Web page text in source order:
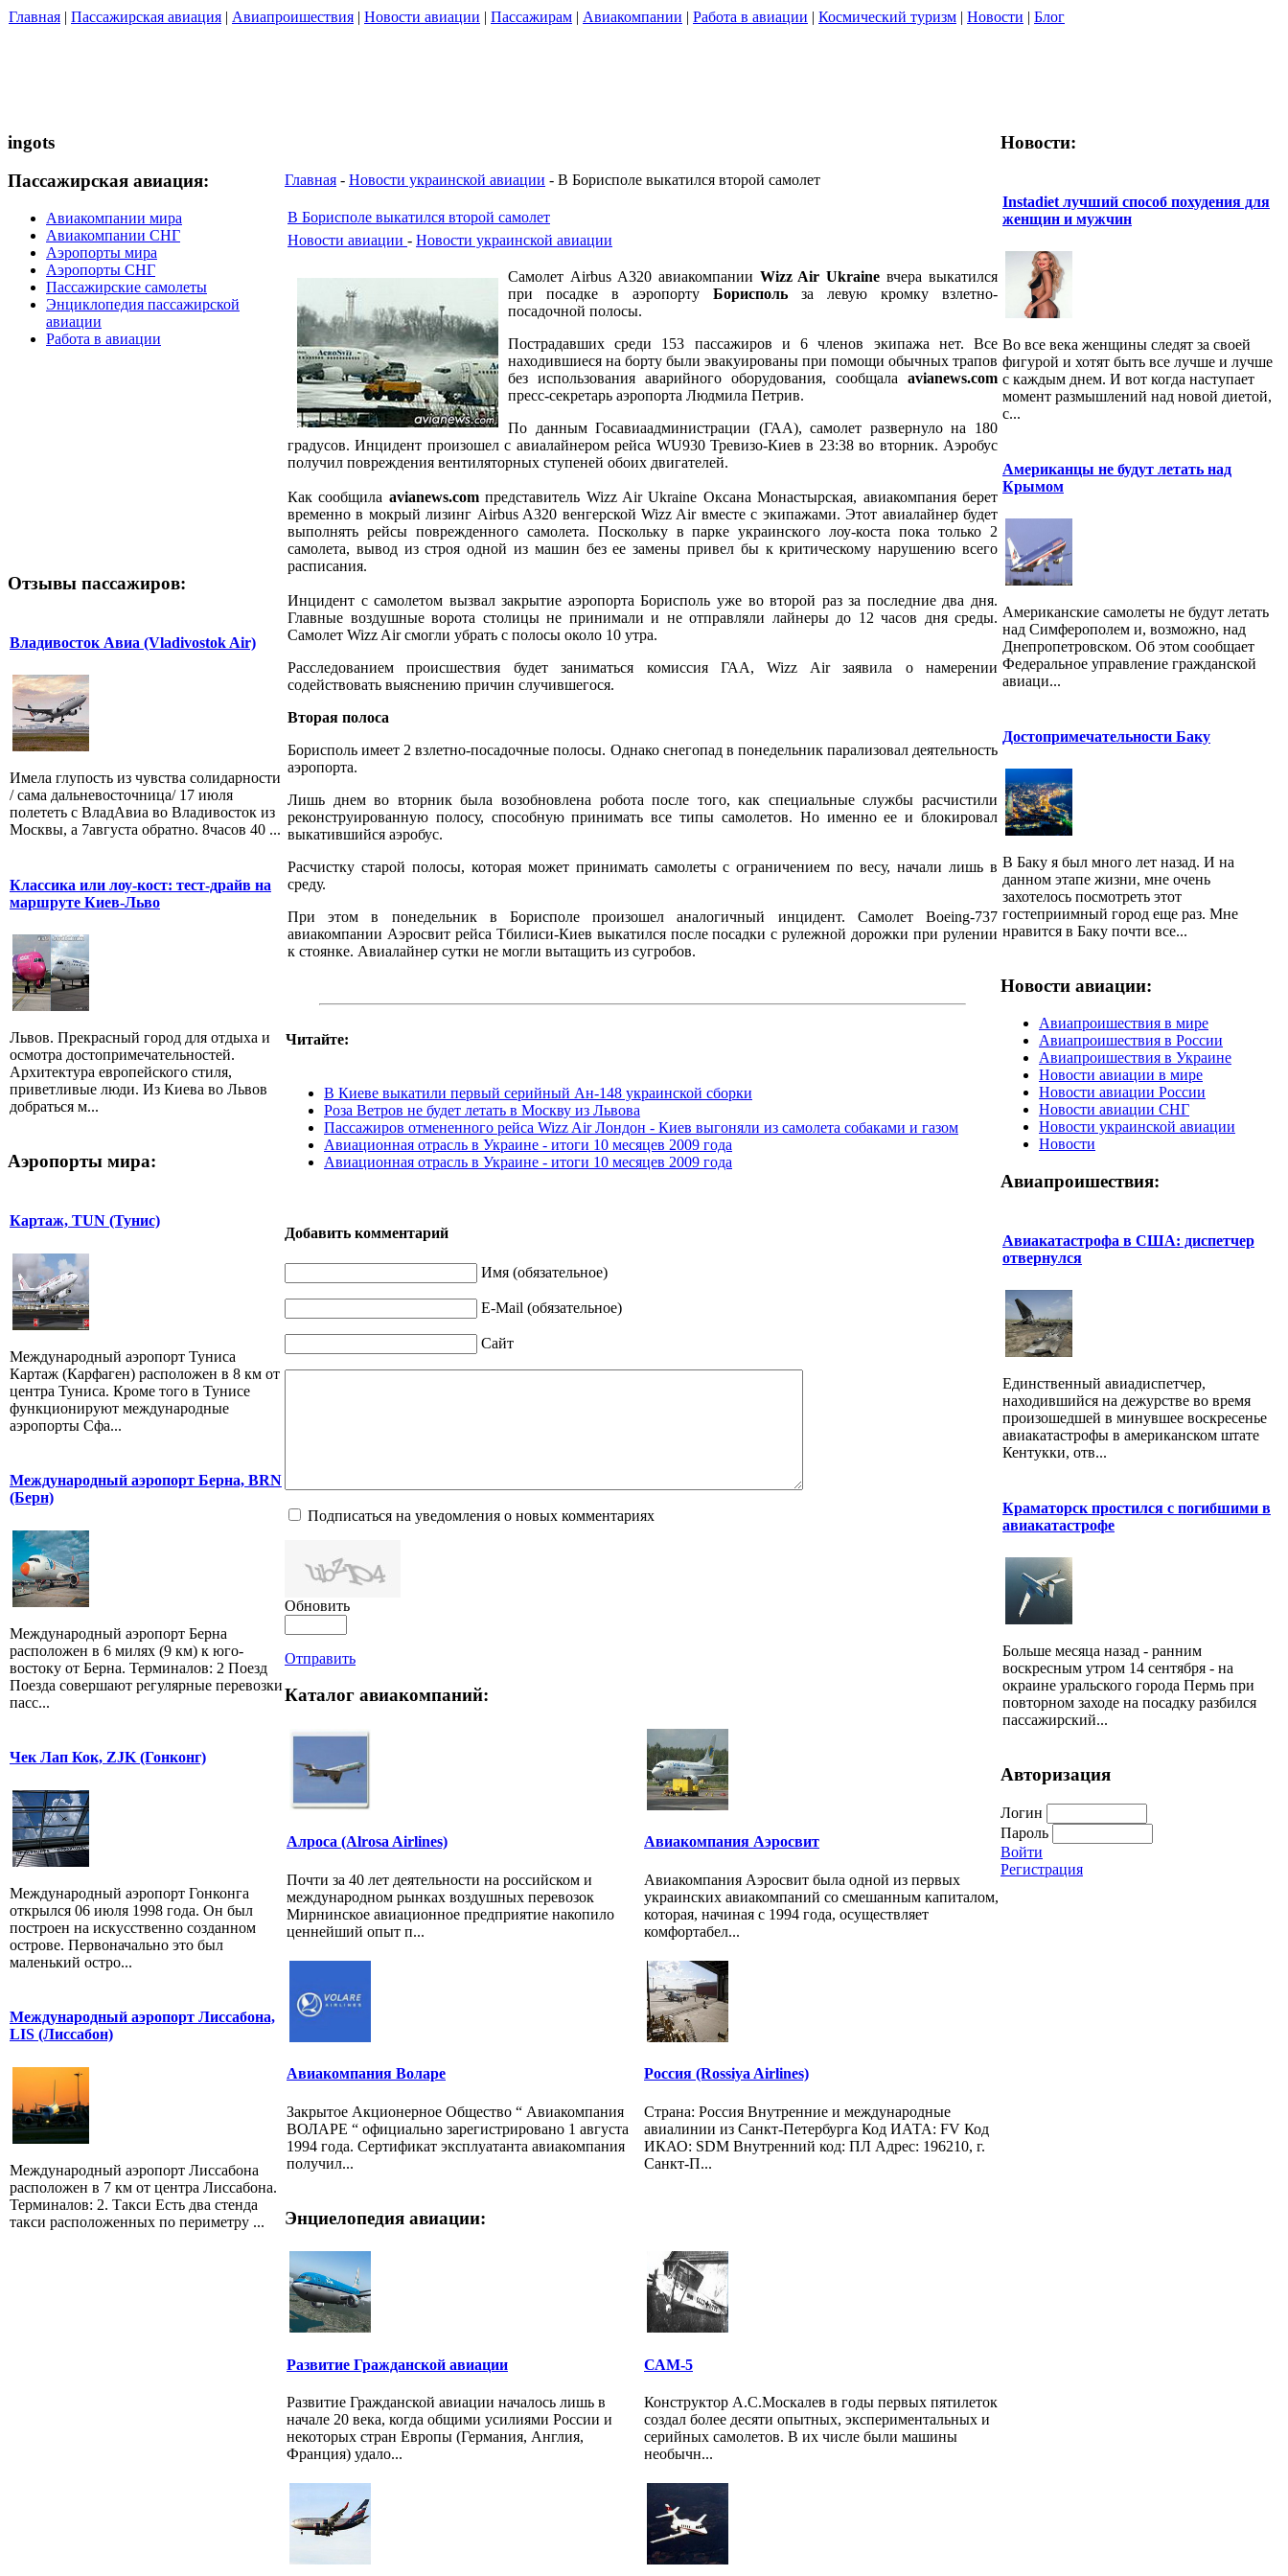
Главная | Пассажирская авиация | Авиапроишествия | Новости авиации | Пассажирам | Авиакомпании | Работа в авиации | Космический туризм | Новости | Блог
ingots
Пассажирская авиация:
Авиакомпании мира
Авиакомпании СНГ
Аэропорты мира
Аэропорты СНГ
Пассажирские самолеты
Энциклопедия пассажирской
авиации
Работа в авиации
Отзывы пассажиров:
Владивосток Авиа (Vladivostok Air)
Имела глупость из чувства солидарности
/ сама дальневосточница/ 17 июля
полететь с ВладАвиа во Владивосток из
Москвы, а 7августа обратно. 8часов 40 ...
Классика или лоу-кост: тест-драйв на
маршруте Киев-Льво
Львов. Прекрасный город для отдыха и
осмотра достопримечательностей.
Архитектура европейского стиля,
приветливые люди. Из Киева во Львов
добраться м...
Аэропорты мира:
Картаж, TUN (Тунис)
Международный аэропорт Туниса
Картаж (Карфаген) расположен в 8 км от
центра Туниса. Кроме того в Тунисе
функционируют международные
аэропорты Сфа...
Международный аэропорт Берна, BRN
(Берн)
Международный аэропорт Берна
расположен в 6 милях (9 км) к юго-
востоку от Берна. Терминалов: 2 Поезд
Поезда совершают регулярные перевозки
пасс...
Чек Лап Кок, ZJK (Гонконг)
Международный аэропорт Гонконга
открылся 06 июля 1998 года. Он был
построен на искусственно созданном
острове. Первоначально это был
маленький остро...
Международный аэропорт Лиссабона,
LIS (Лиссабон)
Международный аэропорт Лиссабона
расположен в 7 км от центра Лиссабона.
Терминалов: 2. Такси Есть два стенда
такси расположенных по периметру ...
Главная - Новости украинской авиации - В Борисполе выкатился второй самолет
В Борисполе выкатился второй самолет
Новости авиации - Новости украинской авиации
Самолет Airbus A320 авиакомпании Wizz AirUkraine вчера выкатился
при посадке в аэропорту Борисполь за левую кромку взлетно-
посадочной полосы.
Пострадавших среди 153 пассажиров и 6 членов экипажа нет. Все
находившиеся на борту были эвакуированы при помощи обычных трапов
без использования аварийного оборудования, сообщала avianews.com
пресс-секретарь аэропорта Людмила Петрив.
По данным Госавиаадминистрации (ГАА), самолет развернуло на 180
градусов. Инцидент произошел с авиалайнером рейса WU930 Тревизо-Киев в 23:38 во вторник. Аэробус
получил повреждения вентиляторных ступеней обоих двигателей.
Как сообщила avianews.comпредставитель Wizz Air Ukraine Оксана Монастырская, авиакомпания берет
временно в мокрый лизинг Airbus A320 венгерской Wizz Air вместе с экипажами. Этот авиалайнер будет
выполнять рейсы поврежденного самолета. Поскольку в парке украинского лоу-коста пока только 2
самолета, вывод из строя одной из машин без ее замены привел бы к критическому нарушению всего
расписания.
Инцидент с самолетом вызвал закрытие аэропорта Борисполь уже во второй раз за последние два дня.
Главные воздушные ворота столицы не принимали и не отправляли лайнеры до 12 часов дня среды.
Самолет Wizz Air смогли убрать с полосы около 10 утра.
Расследованием происшествия будет заниматься комиссия ГАА, Wizz Air заявила о намерении
содействовать выяснению причин случившегося.
Вторая полоса
Борисполь имеет 2 взлетно-посадочные полосы. Однако снегопад в понедельник парализовал деятельность
аэропорта.
Лишь днем во вторник была возобновлена робота после того, как специальные службы расчистили
реконструированную полосу, способную принимать все типы самолетов. Но именно ее и блокировал
выкатившийся аэробус.
Расчистку старой полосы, которая может принимать самолеты с ограничением по весу, начали лишь в
среду.
При этом в понедельник в Борисполе произошел аналогичный инцидент. Самолет Boeing-737
авиакомпании Аэросвит рейса Тбилиси-Киев выкатился после посадки с рулежной дорожки при рулении
к стоянке. Авиалайнер сутки не могли вытащить из сугробов.
Читайте:
В Киеве выкатили первый серийный Ан-148 украинской сборки
Роза Ветров не будет летать в Москву из Львова
Пассажиров отмененного рейса Wizz Air Лондон - Киев выгоняли из самолета собаками и газом
Авиационная отрасль в Украине - итоги 10 месяцев 2009 года
Авиационная отрасль в Украине - итоги 10 месяцев 2009 года
Добавить комментарий
Имя (обязательное)
E-Mail (обязательное)
Сайт
Подписаться на уведомления о новых комментариях
Обновить
Отправить
Каталог авиакомпаний:
Алроса (Alrosa Airlines)
Почти за 40 лет деятельности на российском и
международном рынках воздушных перевозок
Мирнинское авиационное предприятие накопило
ценнейший опыт п...
Авиакомпания Аэросвит
Авиакомпания Аэросвит была одной из первых
украинских авиакомпаний со смешанным капиталом,
которая, начиная с 1994 года, осуществляет
комфортабел...
Авиакомпания Воларе
Закрытое Акционерное Общество “ Авиакомпания
ВОЛАРЕ “ официально зарегистрировано 1 августа
1994 года. Сертификат эксплуатанта авиакомпания
получил...
Россия (Rossiya Airlines)
Страна: Россия Внутренние и международные
авиалинии из Санкт-Петербурга Код ИАТА: FV Код
ИКАО: SDM Внутренний код: ПЛ Адрес: 196210, г.
Санкт-П...
Энциелопедия авиации:
Развитие Гражданской авиации
Развитие Гражданской авиации началось лишь в
начале 20 века, когда общими усилиями России и
некоторых стран Европы (Германия, Англия,
Франция) удало...
САМ-5
Конструктор А.С.Москалев в годы первых пятилеток
создал более десяти опытных, экспериментальных и
серийных самолетов. В их числе были машины
необычн...
Новости:
Instadiet лучший способ похудения для
женщин и мужчин
Во все века женщины следят за своей
фигурой и хотят быть все лучше и лучше
с каждым днем. И вот когда наступает
момент размышлений над новой диетой,
с...
Американцы не будут летать над
Крымом
Американские самолеты не будут летать
над Симферополем и, возможно, над
Днепропетровском. Об этом сообщает
Федеральное управление гражданской
авиаци...
Достопримечательности Баку
В Баку я был много лет назад. И на
данном этапе жизни, мне очень
захотелось посмотреть этот
гостеприимный город еще раз. Мне
нравится в Баку почти все...
Новости авиации:
Авиапроишествия в мире
Авиапроишествия в России
Авиапроишествия в Украине
Новости авиации в мире
Новости авиации России
Новости авиации СНГ
Новости украинской авиации
Новости
Авиапроишествия:
Авиакатастрофа в США: диспетчер
отвернулся
Единственный авиадиспетчер,
находившийся на дежурстве во время
произошедшей в минувшее воскресенье
авиакатастрофы в американском штате
Кентукки, отв...
Краматорск простился с погибшими в
авиакатастрофе
Больше месяца назад - ранним
воскресным утром 14 сентября - на
окраине уральского города Пермь при
повторном заходе на посадку разбился
пассажирский...
Авторизация
Логин
Пароль
Войти
Регистрация